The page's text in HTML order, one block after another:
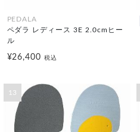
PEDALA
ペダラ レディース 3E 2.0cmヒー
ル
¥26,400税込
13